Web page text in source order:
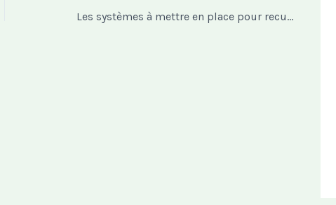
Les systèmes à mettre en place pour recueillir et stocker efficacement les eaux de pluie